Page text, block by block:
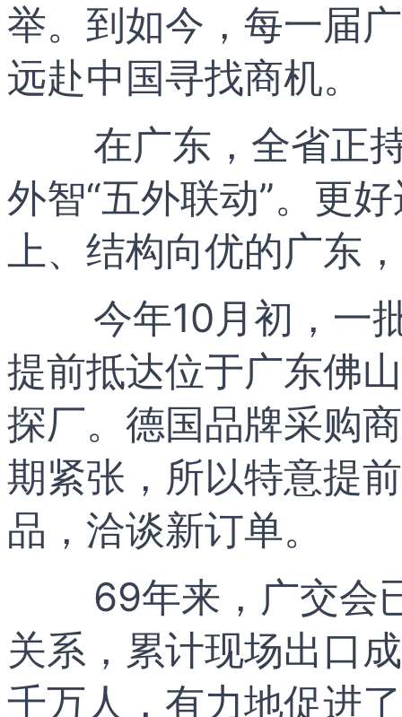
举。到如今，每一届
远赴中国寻找商机。
在广东，全省正
外智“五外联动”。更
上、结构向优的广东
今年10月初，一
提前抵达位于广东佛
探厂。德国品牌采购
期紧张，所以特意提
品，洽谈新订单。
69年来，广交会
关系，累计现场出口
千万人，有力地促进